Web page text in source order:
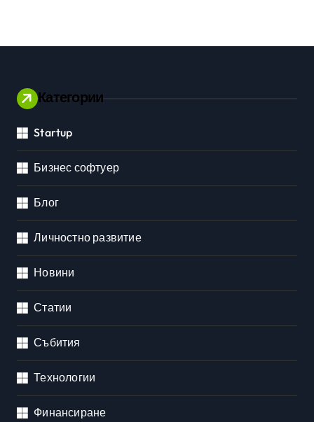
Категории
Startup
Бизнес софтуер
Блог
Личностно развитие
Новини
Статии
Събития
Технологии
Финансиране